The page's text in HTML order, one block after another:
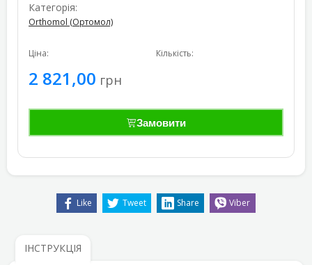
Категорія:
Orthomol (Ортомол)
Ціна:
2 821,00 грн
Кількість:
Замовити
Like Tweet Share Viber
ІНСТРУКЦІЯ